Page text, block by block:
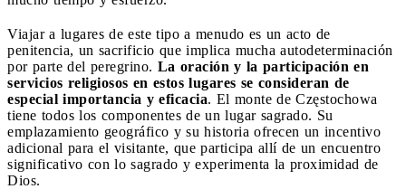
Viajar a lugares de este tipo a menudo es un acto de
penitencia, un sacrificio que implica mucha autodeterminación
por parte del peregrino. La oración y la participación en
servicios religiosos en estos lugares se consideran de
especial importancia y eficacia. El monte de Częstochowa
tiene todos los componentes de un lugar sagrado. Su
emplazamiento geográfico y su historia ofrecen un incentivo
adicional para el visitante, que participa allí de un encuentro
significativo con lo sagrado y experimenta la proximidad de
Dios.